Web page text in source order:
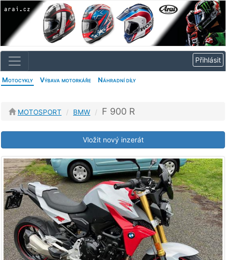
Motocykly Výbava motorkáře Náhradní díly
MOTOSPORT BMW F 900 R
Vložit nový inzerát